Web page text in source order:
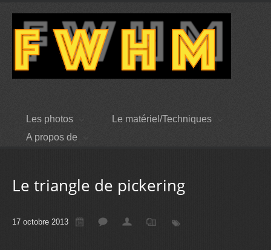
Les photos
Le matériel/Techniques
A propos de
Le triangle de pickering
17 octobre 2013